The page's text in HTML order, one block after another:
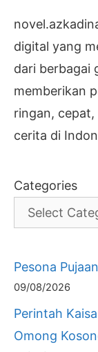
digital yang
dari berbagai
memberikan
ringan,
cerita di
Categories
Pesona
09/08/2026
Perintah
Omong